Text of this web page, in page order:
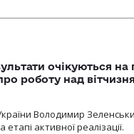
очікуються
роботу над
Володимир
активної реалізації.